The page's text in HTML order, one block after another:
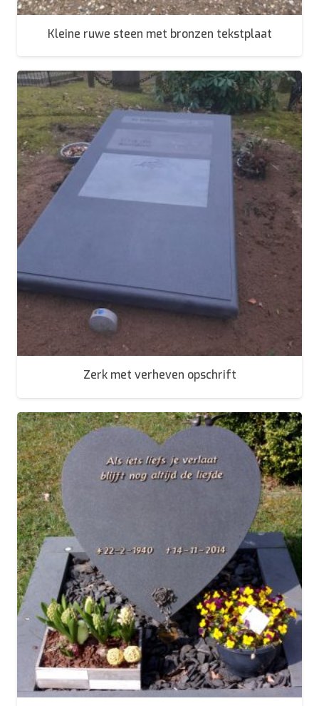
Kleine ruwe steen met bronzen tekstplaat
Zerk met verheven opschrift